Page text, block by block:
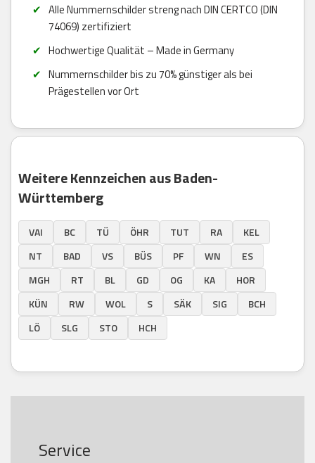
Alle Nummernschilder streng nach DIN CERTCO (DIN
74069) zertifiziert
Hochwertige Qualität – Made in Germany
Nummernschilder bis zu 70% günstiger als bei
Prägestellen vor Ort
Weitere Kennzeichen aus Baden-
Württemberg
VAI BC TÜ ÖHR TUT RA
KEL
NT
BAD VS BÜS PF WN
ES
MGH
RT BL GD OG KA
HOR
KÜN
RW WOL S SÄK SIG
BCH
LÖ
SLG STO HCH
Service